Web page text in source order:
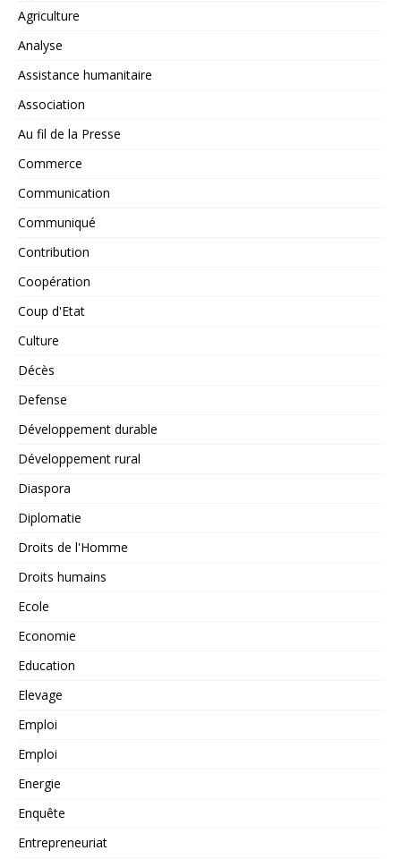
Agriculture
Analyse
Assistance humanitaire
Association
Au fil de la Presse
Commerce
Communication
Communiqué
Contribution
Coopération
Coup d'Etat
Culture
Décès
Defense
Développement durable
Développement rural
Diaspora
Diplomatie
Droits de l'Homme
Droits humains
Ecole
Economie
Education
Elevage
Emploi
Emploi
Energie
Enquête
Entrepreneuriat